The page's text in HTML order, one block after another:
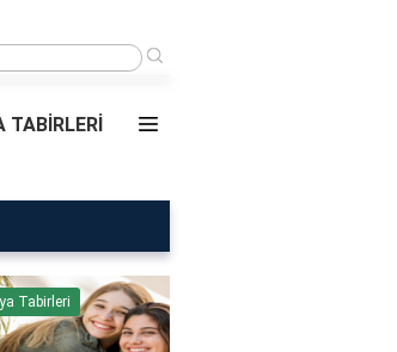
Ne Anlama Geliyor?
TABİRLERİ